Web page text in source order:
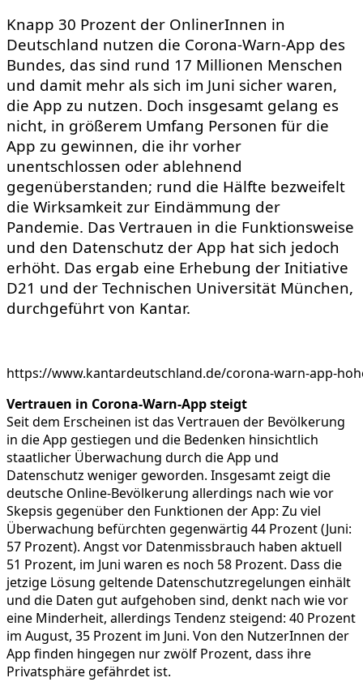
Knapp 30 Prozent der OnlinerInnen in
Deutschland nutzen die Corona-Warn-App des
Bundes, das sind rund 17 Millionen Menschen
und damit mehr als sich im Juni sicher waren,
die App zu nutzen. Doch insgesamt gelang es
nicht, in größerem Umfang Personen für die
App zu gewinnen, die ihr vorher
unentschlossen oder ablehnend
gegenüberstanden; rund die Hälfte bezweifelt
die Wirksamkeit zur Eindämmung der
Pandemie. Das Vertrauen in die Funktionsweise
und den Datenschutz der App hat sich jedoch
erhöht. Das ergab eine Erhebung der Initiative
D21 und der Technischen Universität München,
durchgeführt von Kantar.
https://www.kantardeutschland.de/corona-warn-app-
Vertrauen in Corona-Warn-App steigt
Seit dem Erscheinen ist das Vertrauen der Bevölkerung
in die App gestiegen und die Bedenken hinsichtlich
staatlicher Überwachung durch die App und
Datenschutz weniger geworden. Insgesamt zeigt die
deutsche Online-Bevölkerung allerdings nach wie vor
Skepsis gegenüber den Funktionen der App: Zu viel
Überwachung befürchten gegenwärtig 44 Prozent (Juni:
57 Prozent). Angst vor Datenmissbrauch haben aktuell
51 Prozent, im Juni waren es noch 58 Prozent. Dass die
jetzige Lösung geltende Datenschutzregelungen einhält
und die Daten gut aufgehoben sind, denkt nach wie vor
eine Minderheit, allerdings Tendenz steigend: 40 Prozent
im August, 35 Prozent im Juni. Von den NutzerInnen der
App finden hingegen nur zwölf Prozent, dass ihre
Privatsphäre gefährdet ist.